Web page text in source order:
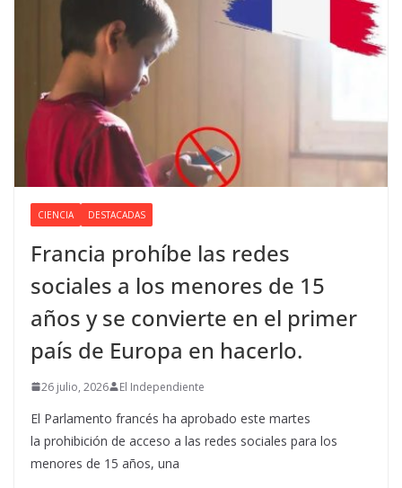
CIENCIA DESTACADAS
Francia prohíbe las redes
sociales a los menores de 15
años y se convierte en el primer
país de Europa en hacerlo.
26 julio, 2026 El Independiente
El Parlamento francés ha aprobado este martes
la prohibición de acceso a las redes sociales para los
menores de 15 años, una